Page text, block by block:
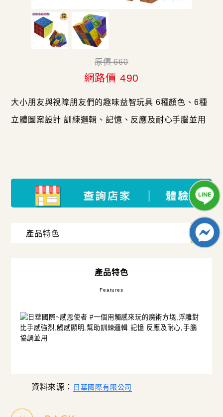
原價 660
網路價 490
大小朋友與視障朋友們的趣味益智玩具 6種顏色、6種
立體圖案設計 訓練邏輯、記憶、反應及耐心手腦並用
產品特色
Features
資料來源： 日華國際有限公司